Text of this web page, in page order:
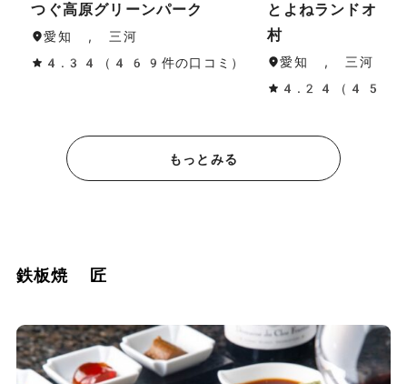
つぐ高原グリーンパーク
愛知 , 三河
4.34（469件の口コミ）
とよねランドオー
村
愛知 , 三河
4.24（45件の
もっとみる
鉄板焼 匠